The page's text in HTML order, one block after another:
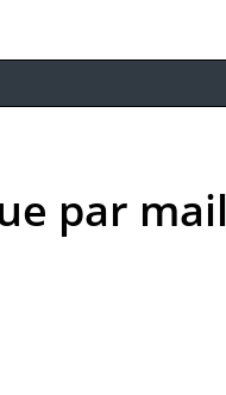
par mail